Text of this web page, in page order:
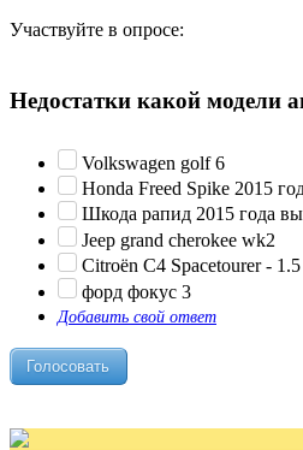
Участвуйте в опросе:
Недостатки какой модели
Volkswagen golf 6
Honda Freed Spike 2015
Шкода рапид 2015 года
Jeep grand cherokee wk2
Citroën C4 Spacetourer -
форд фокус 3
Добавить свой ответ